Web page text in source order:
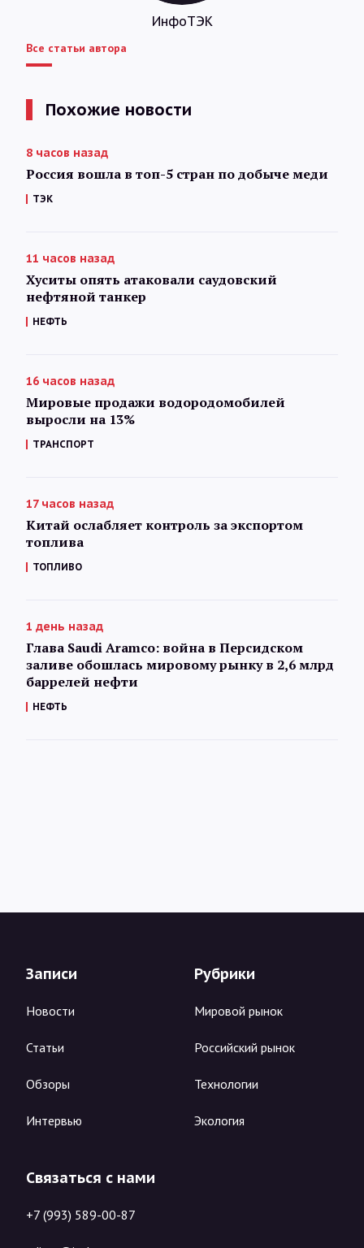
ИнфоТЭК
Все статьи автора
Похожие новости
8 часов назад
Россия вошла в топ-5 стран по добыче меди
ТЭК
11 часов назад
Хуситы опять атаковали саудовский
нефтяной танкер
НЕФТЬ
16 часов назад
Мировые продажи водородомобилей
выросли на 13%
ТРАНСПОРТ
17 часов назад
Китай ослабляет контроль за экспортом
топлива
ТОПЛИВО
1 день назад
Глава Saudi Aramco: война в Персидском
заливе обошлась мировому рынку в 2,6 млрд
баррелей нефти
НЕФТЬ
Записи
Новости
Статьи
Обзоры
Интервью
Рубрики
Мировой рынок
Российский рынок
Технологии
Экология
Связаться с нами
+7 (993) 589-00-87